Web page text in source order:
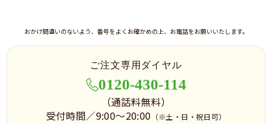
おかけ間違いのないよう、番号をよくお確かめの上、お電話をお願いいたします。
ご注文専用ダイヤル
0120-430-114
（通話料無料）
受付時間／9:00～20:00 （※土・日・祝日可）